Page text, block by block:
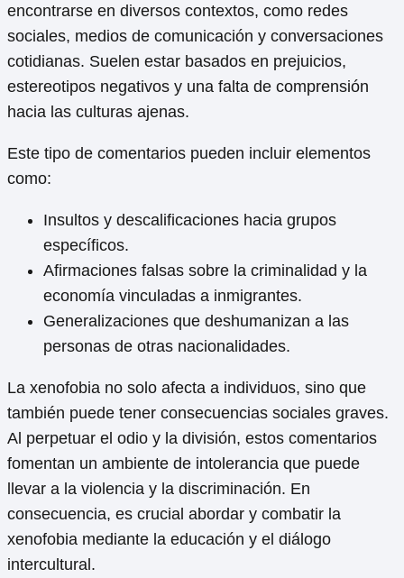
encontrarse en diversos contextos, como redes
sociales, medios de comunicación y conversaciones
cotidianas. Suelen estar basados en prejuicios,
estereotipos negativos y una falta de comprensión
hacia las culturas ajenas.
Este tipo de comentarios pueden incluir elementos
como:
Insultos y descalificaciones hacia grupos
específicos.
Afirmaciones falsas sobre la criminalidad y la
economía vinculadas a inmigrantes.
Generalizaciones que deshumanizan a las
personas de otras nacionalidades.
La xenofobia no solo afecta a individuos, sino que
también puede tener consecuencias sociales graves.
Al perpetuar el odio y la división, estos comentarios
fomentan un ambiente de intolerancia que puede
llevar a la violencia y la discriminación. En
consecuencia, es crucial abordar y combatir la
xenofobia mediante la educación y el diálogo
intercultural.